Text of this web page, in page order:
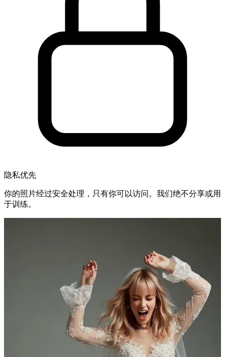
隐私优先
你的照片经过安全处理，只有你可以访问。我们绝不分享或用
于训练。